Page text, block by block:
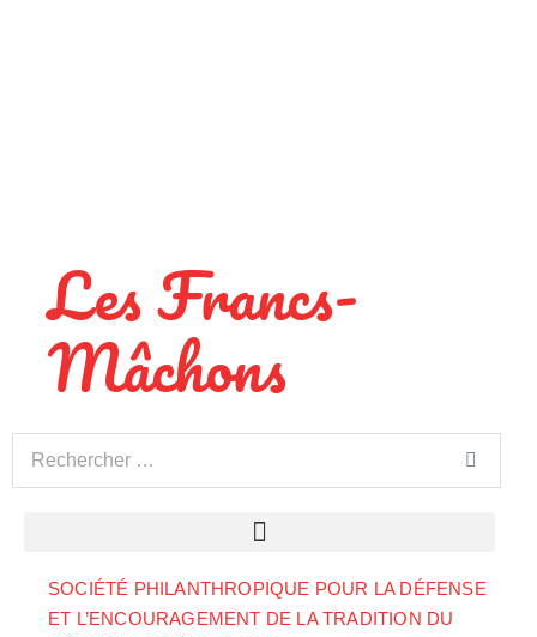
Les Francs-
Mâchons
SOCIÉTÉ PHILANTHROPIQUE POUR LA DÉFENSE
ET L’ENCOURAGEMENT DE LA TRADITION DU